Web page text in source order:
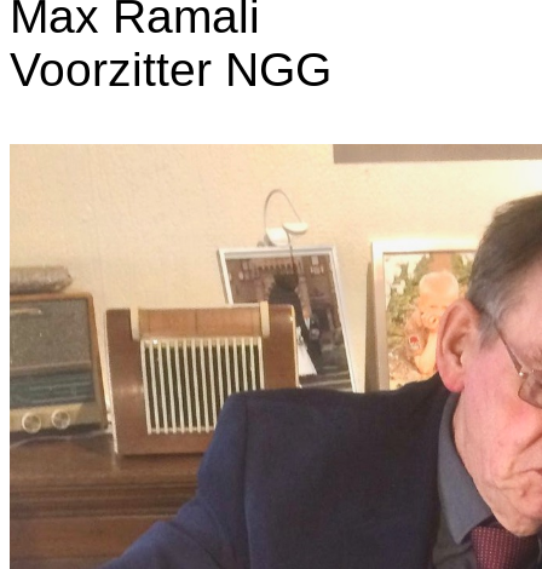
Max Ramali
Voorzitter NGG